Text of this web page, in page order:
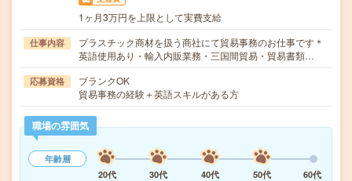
1ヶ月3万円を上限として実費支給
仕事内容
プラスチック商材を扱う商社にて貿易事務のお仕事です＊
英語使用あり・輸入内販業務・三国間貿易・貿易書類…
応募資格
ブランクOK
貿易事務の経験＋英語スキルがある方
職場の雰囲気
年齢層
20代
30代 40代 50代
60代